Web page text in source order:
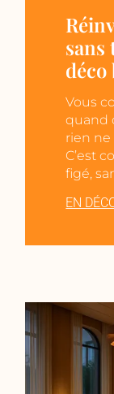
sans
déco
Vous
quand
rien ne
C’est
figé,
EN